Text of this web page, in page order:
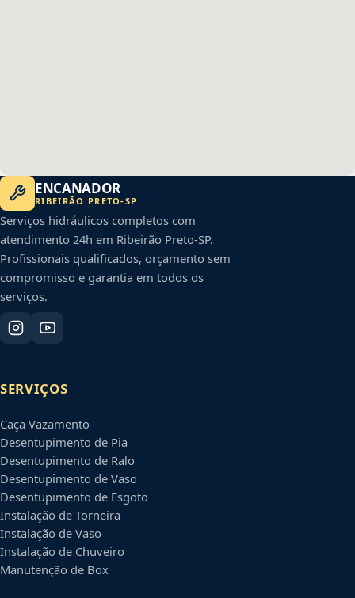
ENCANADOR
RIBEIRÃO PRETO-SP
Serviços hidráulicos completos com
atendimento 24h em Ribeirão Preto-SP.
Profissionais qualificados, orçamento sem
compromisso e garantia em todos os
serviços.
SERVIÇOS
Caça Vazamento
Desentupimento de Pia
Desentupimento de Ralo
Desentupimento de Vaso
Desentupimento de Esgoto
Instalação de Torneira
Instalação de Vaso
Instalação de Chuveiro
Manutenção de Box